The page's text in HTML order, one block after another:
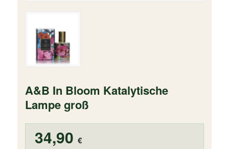
A&B In Bloom Katalytische
Lampe groß
34,90 €